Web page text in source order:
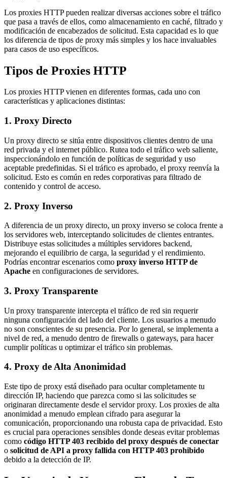
Los proxies HTTP pueden realizar diversas acciones sobre el tráfico
que pasa a través de ellos, como almacenamiento en caché, filtrado y
modificación de encabezados de solicitud. Esta capacidad es lo que
los diferencia de tipos de proxy más simples y los hace invaluables
para casos de uso específicos.
Tipos de Proxies HTTP
Los proxies HTTP vienen en diferentes formas, cada uno con
características y aplicaciones distintas:
1. Proxy Directo
Un proxy directo se sitúa entre dispositivos clientes dentro de una
red privada y el internet público. Rutea todo el tráfico web saliente,
inspeccionándolo en función de políticas de seguridad y uso
aceptable predefinidas. Si el tráfico es aprobado, el proxy reenvía la
solicitud. Esto es común en redes corporativas para filtrado de
contenido y control de acceso.
2. Proxy Inverso
A diferencia de un proxy directo, un proxy inverso se coloca frente a
los servidores web, interceptando solicitudes de clientes entrantes.
Distribuye estas solicitudes a múltiples servidores backend,
mejorando el equilibrio de carga, la seguridad y el rendimiento.
Podrías encontrar escenarios como proxy inverso HTTP de
Apache en configuraciones de servidores.
3. Proxy Transparente
Un proxy transparente intercepta el tráfico de red sin requerir
ninguna configuración del lado del cliente. Los usuarios a menudo
no son conscientes de su presencia. Por lo general, se implementa a
nivel de red, a menudo dentro de firewalls o gateways, para hacer
cumplir políticas u optimizar el tráfico sin problemas.
4. Proxy de Alta Anonimidad
Este tipo de proxy está diseñado para ocultar completamente tu
dirección IP, haciendo que parezca como si las solicitudes se
originaran directamente desde el servidor proxy. Los proxies de alta
anonimidad a menudo emplean cifrado para asegurar la
comunicación, proporcionando una robusta capa de privacidad. Esto
es crucial para operaciones sensibles donde deseas evitar problemas
como código HTTP 403 recibido del proxy después de conectar
o solicitud de API a proxy fallida con HTTP 403 prohibido
debido a la detección de IP.